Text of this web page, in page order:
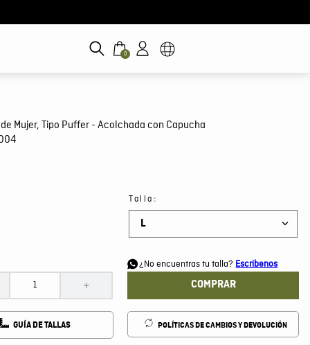
0
Mujer, Tipo Puffer - Acolchada con Capucha
Talla :
L
¿No encuentras tu talla? Escribenos
＋ COMPRAR
GUÍA DE TALLAS POLÍTICAS DE CAMBIOS Y DEVOLUCIÓN